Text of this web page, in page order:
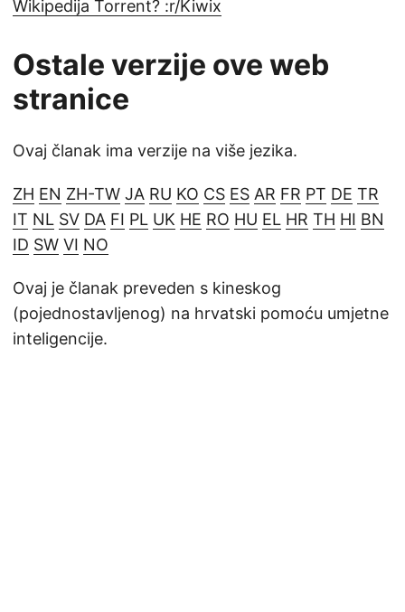
Wikipedija Torrent? :r/Kiwix
Ostale verzije ove web
stranice
Ovaj članak ima verzije na više jezika.
ZH EN ZH-TW JA RU KO CS ES AR FR PT DE TR
IT NL SV DA FI PL UK HE RO HU EL HR TH HI BN
ID SW VI NO
Ovaj je članak preveden s kineskog
(pojednostavljenog) na hrvatski pomoću umjetne
inteligencije.